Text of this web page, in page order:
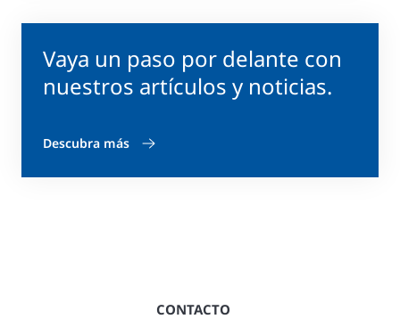
Vaya un paso por delante con
nuestros artículos y noticias.
Descubra más
CONTACTO